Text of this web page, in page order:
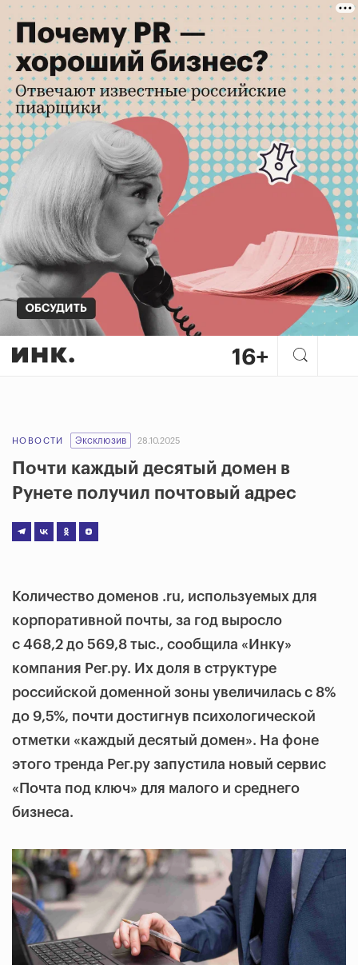
НОВОСТИ Эксклюзив 28.10.2025
Почти каждый десятый домен в
Рунете получил почтовый адрес
Количество доменов .ru, используемых для
корпоративной почты, за год выросло
с 468,2 до 569,8 тыс., сообщила «Инку»
компания Рег.ру. Их доля в структуре
российской доменной зоны увеличилась с 8%
до 9,5%, почти достигнув психологической
отметки «каждый десятый домен». На фоне
этого тренда Рег.ру запустила новый сервис
«Почта под ключ» для малого и среднего
бизнеса.